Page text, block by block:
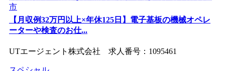
【月収例32万円以上×年休125日】電子基板の機械オペレ
ーターや検査のお仕...
UTエージェント株式会社 求人番号：1095461